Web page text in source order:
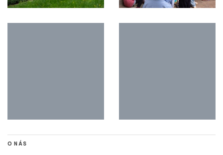
O NÁS
Stisk online je studentský multimediální zpravodajský deník tvořený